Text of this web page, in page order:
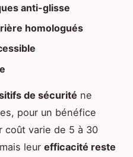
anti-glisse
homologués
de sécurité ne
pour un bénéfice
coût varie de 5 à 30
leur efficacité reste